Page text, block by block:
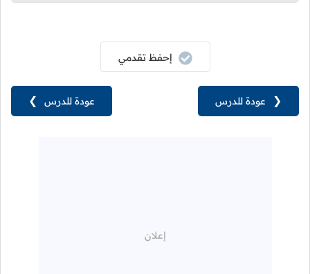
عودة للدرس ❯
إحفظ تقدمي
❮ عودة للدرس